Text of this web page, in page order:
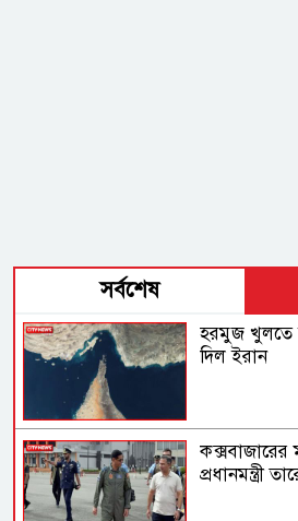
সর্বশেষ
হরমুজ খুলতে
দিল ইরান
কক্সবাজারের
প্রধানমন্ত্রী